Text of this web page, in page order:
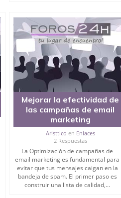
Mejorar la efectividad de
las campañas de email
marketing
Aristtico en Enlaces
2 Respuestas
La Optimización de campañas de
email marketing es fundamental para
evitar que tus mensajes caigan en la
bandeja de spam. El primer paso es
construir una lista de calidad,...